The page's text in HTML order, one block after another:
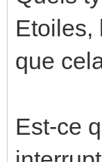
Etoiles,
que
Est-ce